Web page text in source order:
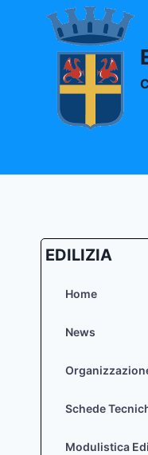
contenuto
EDILIZIA
Home
News
Schede
Modulistica